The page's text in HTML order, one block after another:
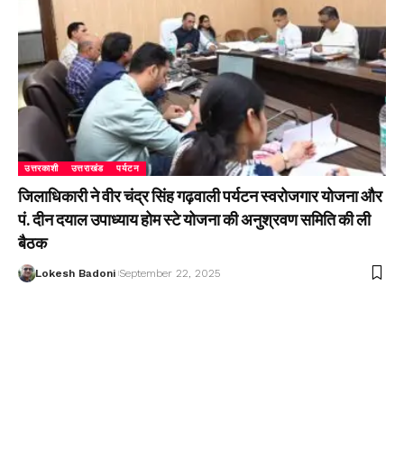
उत्तरकाशी उत्तराखंड पर्यटन
जिलाधिकारी ने वीर चंद्र सिंह गढ़वाली पर्यटन स्वरोजगार योजना और
पं. दीन दयाल उपाध्याय होम स्टे योजना की अनुश्रवण समिति की ली
बैठक
Lokesh Badoni September 22, 2025